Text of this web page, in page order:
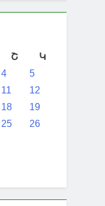
Շ Կ
4
5
11
12
18
19
25
26